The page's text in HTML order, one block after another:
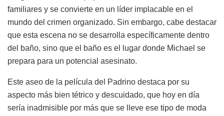
familiares y se convierte en un líder implacable en el
mundo del crimen organizado. Sin embargo, cabe destacar
que esta escena no se desarrolla específicamente dentro
del baño, sino que el baño es el lugar donde Michael se
prepara para un potencial asesinato.
Este aseo de la película del Padrino destaca por su
aspecto más bien tétrico y descuidado, que hoy en día
sería inadmisible por más que se lleve ese tipo de moda